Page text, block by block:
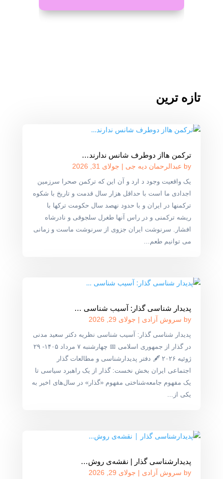
تازه ترین
ترکمن هااز دوطرف شانس ندارند…
by عبدالرحمان دیه جی | جولای 31, 2026
یک واقعیت وجود د ارد و آن این که ترکمن صحرا سرزمین
اجدادی ما است با حداقل هزار سال قدمت و تاریخ با شکوه
ترکمنها در ایران و با حدود نهصد سال حکومت ترکها با
ریشه ترکمنی و در راس آنها طغرل سلجوقی و نادرشاه
افشار. سرنوشت ایران جزوی از سرنوشت ماست و زمانی
می توانیم طعم...
پدیدار شناسی گذار: آسیب شناسی …
by سروش آزادی | جولای 29, 2026
پدیدار شناسی گذار: آسیب شناسی نظریه دکتر سعید مدنی
در گذار از جمهوری اسلامی 📅 چهارشنبه ۷ مرداد ۱۴۰۵- ۲۹
ژوئیه ۲۰۲۶ 🖋 دفتر پدیدارشناسی و مطالعات گذار
اجتماعی ایران بخش نخست: گذار از یک راهبرد سیاسی تا
یک مفهوم جامعه‌شناختی مفهوم «گذار» در سال‌های اخیر به
یکی از...
پدیدارشناسی گذار | نقشه‌ی روش‌…
by سروش آزادی | جولای 29, 2026